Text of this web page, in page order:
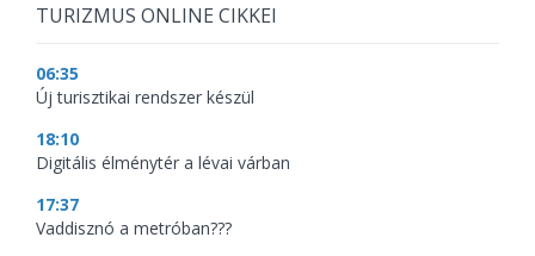
TURIZMUS ONLINE CIKKEI
06:35
Új turisztikai rendszer készül
18:10
Digitális élménytér a lévai várban
17:37
Vaddisznó a metróban???